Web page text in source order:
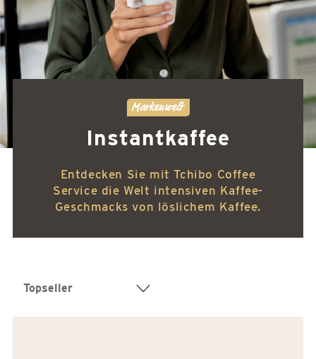
Markenwelt
Instantkaffee
Entdecken Sie mit Tchibo Coffee
Service die Welt intensiven Kaffee-
Geschmacks von löslichem Kaffee.